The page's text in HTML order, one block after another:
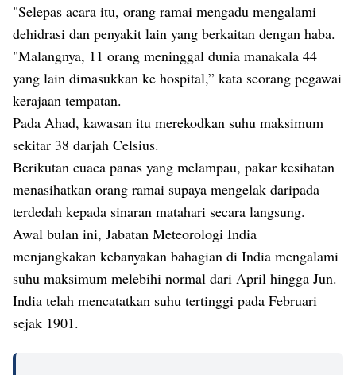
"Selepas acara itu, orang ramai mengadu mengalami
dehidrasi dan penyakit lain yang berkaitan dengan haba.
"Malangnya, 11 orang meninggal dunia manakala 44
yang lain dimasukkan ke hospital,” kata seorang pegawai
kerajaan tempatan.
Pada Ahad, kawasan itu merekodkan suhu maksimum
sekitar 38 darjah Celsius.
Berikutan cuaca panas yang melampau, pakar kesihatan
menasihatkan orang ramai supaya mengelak daripada
terdedah kepada sinaran matahari secara langsung.
Awal bulan ini, Jabatan Meteorologi India
menjangkakan kebanyakan bahagian di India mengalami
suhu maksimum melebihi normal dari April hingga Jun.
India telah mencatatkan suhu tertinggi pada Februari
sejak 1901.